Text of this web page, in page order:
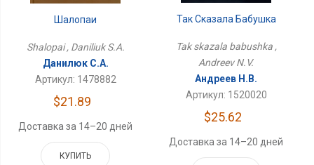
Шалопаи
Shalopai , Daniliuk S.A.
Данилюк С.А.
Артикул: 1478882
$21.89
Доставка за 14–20 дней
КУПИТЬ
Так Сказала Бабушка
Tak skazala babushka ,
Andreev N.V.
Андреев Н.В.
Артикул: 1520020
$25.62
Доставка за 14–20 дней